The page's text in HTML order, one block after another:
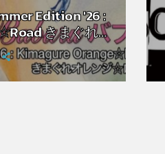
Edition '26 :
きまぐれオ